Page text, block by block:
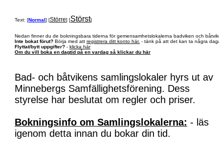
Text: [Normal] [Större] [Störst]
Nedan finner du de bokningsbara tiderna för gemensamhetslokalerna badviken och
Inte bokat förut? Börja med att registrera ditt konto här. - tänk på att det kan ta några
Flyttat/bytt uppgifter? - klicka här
Om du vill boka en dagtid på en vardag så klickar du här
Bad- och båtvikens samlingslokaler hyrs ut av
Minnebergs Samfällighetsförening. Dess
styrelse har beslutat om regler och priser.
Bokningsinfo om Samlingslokalerna: - läs
igenom detta innan du bokar din tid.